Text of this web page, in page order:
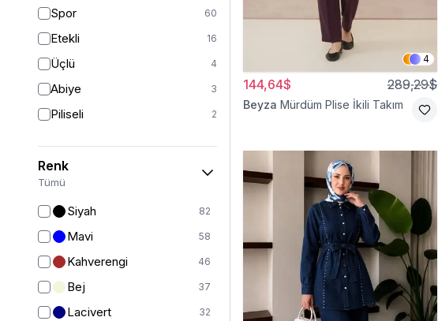
Hırka 4
Yelek
Ceket
Mont
Kız Çocuk Elbise
Kız Çocuk Giyim
Spor 60
Etekli 16
Üçlü 4
Abiye 3
Piliseli 2
Renk
Tümü
Siyah 82
Mavi 58
Kahverengi 46
Bej 37
Lacivert 32
4
144,64$ 289,29$
Beyza Mürdüm Plise İkili Takım